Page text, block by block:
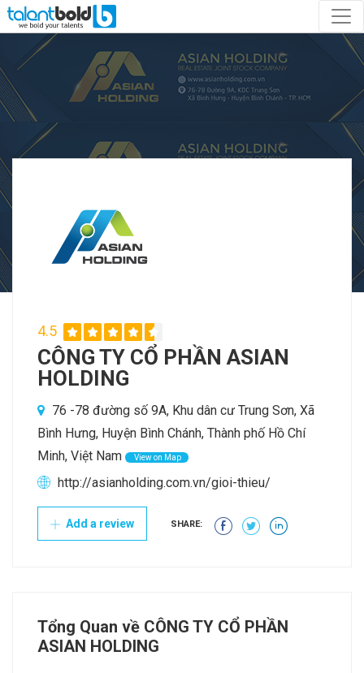
4.5
CÔNG TY CỔ PHẦN ASIAN
HOLDING
76 -78 đường số 9A, Khu dân cư Trung Sơn, Xã
Bình Hưng, Huyện Bình Chánh, Thành phố Hồ Chí
Minh, Việt Nam
View on Map
http://asianholding.com.vn/gioi-thieu/
Add a review SHARE:
Tổng Quan về CÔNG TY CỔ PHẦN
ASIAN HOLDING